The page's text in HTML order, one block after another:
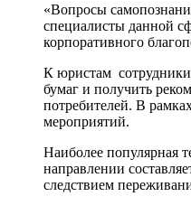
«Вопросы
специалисты данной
корпоративного
К юристам сотрудники
бумаг и получить
потребителей. В
мероприятий.
Наиболее популярная
направлении
следствием